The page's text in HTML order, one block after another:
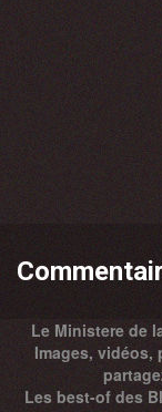
Le Ministere de
Images, vidéos,
Les best-of des